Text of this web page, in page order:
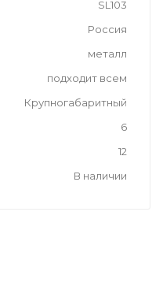
SL103
Россия
металл
подходит всем
Крупногабаритный
6
12
В наличии